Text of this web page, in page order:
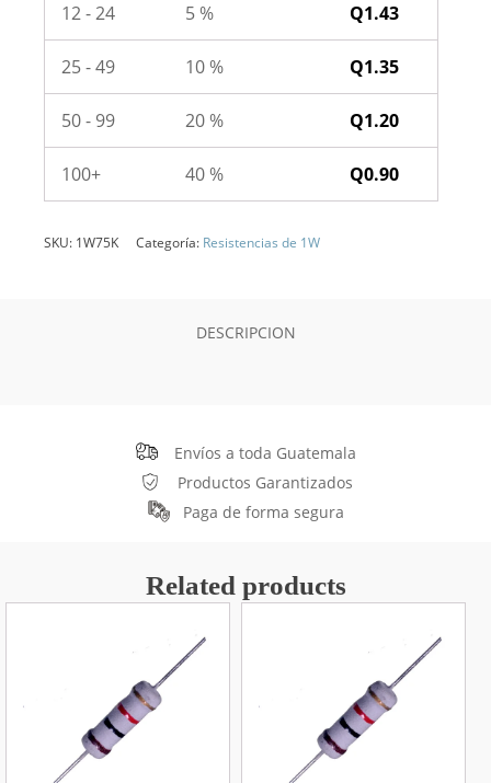
12 - 24 5 % Q1.43
25 - 49 10 % Q1.35
50 - 99 20 % Q1.20
100+ 40 % Q0.90
SKU: 1W75K Categoría: Resistencias de 1W
DESCRIPCION
Envíos a toda Guatemala
Productos Garantizados
Paga de forma segura
Related products